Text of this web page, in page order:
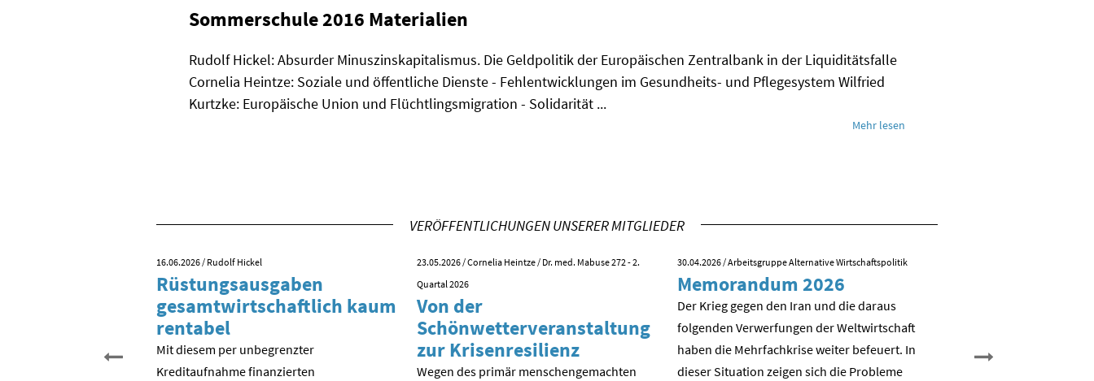
Sommerschule 2016 Materialien
Rudolf Hickel: Absurder Minuszinskapitalismus. Die Geldpolitik der Europäischen Zentralbank in der Liquiditätsfalle
Cornelia Heintze: Soziale und öffentliche Dienste - Fehlentwicklungen im Gesundheits- und Pflegesystem Wilfried
Kurtzke: Europäische Union und Flüchtlingsmigration - Solidarität ...
Mehr lesen
VERÖFFENTLICHUNGEN UNSERER MITGLIEDER
Einheit. Aber was
16.06.2026/ Rudolf Hickel
Rüstungsausgaben
gesamtwirtschaftlich kaum
rentabel
Mit diesem per unbegrenzter
Kreditaufnahme finanzierten
23.05.2026/ Cornelia Heintze / Dr. med. Mabuse 272 - 2.
Quartal 2026
Von der
Schönwetterveranstaltung
zur Krisenresilienz
Wegen des primär menschengemachten
30.04.2026/ Arbeitsgruppe Alternative Wirtschaftspolitik
Memorandum 2026
Der Krieg gegen den Iran und die daraus
folgenden Verwerfungen der Weltwirtschaft
haben die Mehrfachkrise weiter befeuert. In
dieser Situation zeigen sich die Probleme
Nicht Deindustrialisierung,